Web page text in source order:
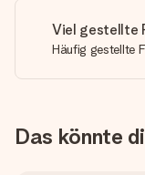
Viel gestellte
Häufig gestellte
Das könnte